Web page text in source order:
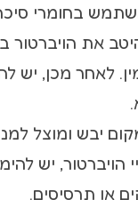
את הויברטור
לאחר מכן, יש
יש
או תרסיסים.